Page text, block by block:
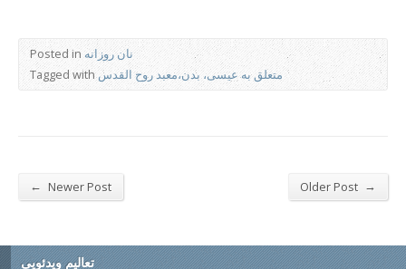
Posted in نان روزانه
Tagged withمتعلق به عیسی، بدن،معبد روح القدس
← Newer Post Older Post →
تعالیم ویدئویی